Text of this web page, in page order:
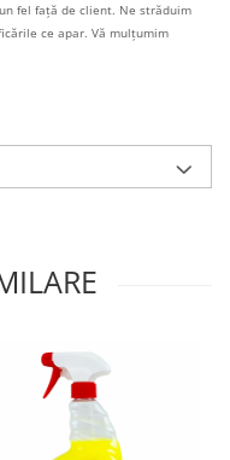
fel față de client. Ne străduim
ce apar. Vă mulțumim